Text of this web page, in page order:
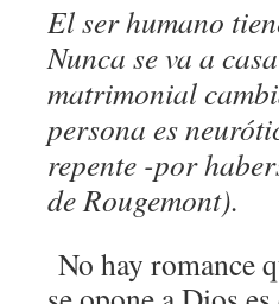
El ser humano
Nunca se va a
matrimonial
persona es
repente -por
de Rougemont).
No hay romance